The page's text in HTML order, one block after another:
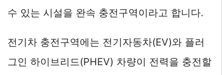
수 있는 시설을 완속 충전구역이라고 합니다.
전기차 충전구역에는 전기자동차(EV)와 플러
그인 하이브리드(PHEV) 차량이 전력을 충전할